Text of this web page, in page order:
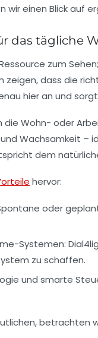
wir einen Blick auf
das tägliche
zum
dass die
hier an und
die Wohn- oder
Wachsamkeit –
dem
hervor:
oder
Systemen:
zu schaffen.
und smarte
betrachten